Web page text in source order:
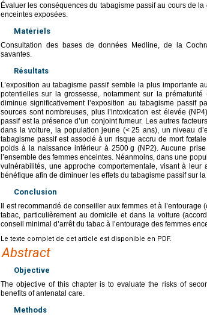
Évaluer les conséquences du tabagisme passif au cours de
enceintes exposées.
Matériels
Consultation des bases de données Medline, de la
savantes.
Résultats
L’exposition au tabagisme passif semble la plus importante
potentielles sur la grossesse, notamment sur la
diminue significativement l’exposition au tabagisme passif
sources sont nombreuses, plus l’intoxication est élevée
passif est la présence d’un conjoint fumeur. Les autres
dans la voiture, la population jeune (< 25 ans), un niveau
tabagisme passif est associé à un risque accru de mort
poids à la naissance inférieur à 2500 g (NP2). Aucune
l’ensemble des femmes enceintes. Néanmoins, dans une
vulnérabilités, une approche comportementale, visant à
bénéfique afin de diminuer les effets du tabagisme passif sur
Conclusion
Il est recommandé de conseiller aux femmes et à
tabac, particulièrement au domicile et dans la voiture
conseil minimal d’arrêt du tabac à l’entourage des femmes
Le texte complet de cet article est disponible en PDF.
Abstract
Objective
The objective of this chapter is to evaluate the risks of
benefits of antenatal care.
Methods